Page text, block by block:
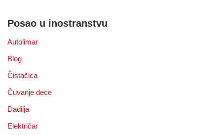
Posao u inostranstvu
Autolimar
Blog
Čistačica
Čuvanje dece
Dadilja
Električar